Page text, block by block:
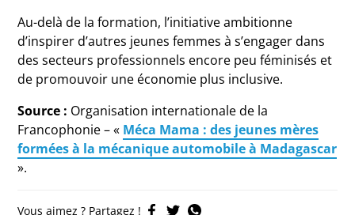
Au-delà de la formation, l’initiative ambitionne
d’inspirer d’autres jeunes femmes à s’engager dans
des secteurs professionnels encore peu féminisés et
de promouvoir une économie plus inclusive.
Source : Organisation internationale de la
Francophonie – « Méca Mama : des jeunes mères
formées à la mécanique automobile à Madagascar
».
Vous aimez ? Partagez !